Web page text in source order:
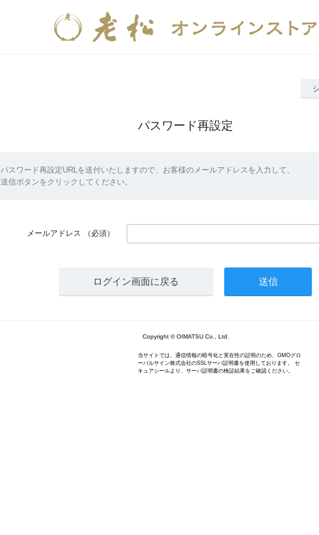
パスワード再設定
パスワード再設定URLを送付いたしますので、お客様のメールアドレスを入力して、
送信ボタンをクリックしてください。
メールアドレス （必須）
ログイン画面に戻る
Copyright © OIMATSU Co., Ltd.
当サイトでは、通信情報の暗号化と実在性の証明のため、GMOグロ
ーバルサイン株式会社のSSLサーバ証明書を使用しております。 セ
キュアシールより、サーバ証明書の検証結果をご確認ください。